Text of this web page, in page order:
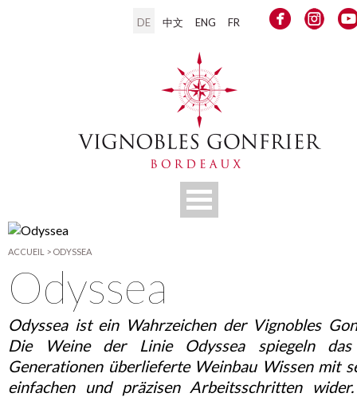
DE 中文 ENG FR
ACCUEIL > ODYSSEA
Odyssea
Odyssea ist ein Wahrzeichen der Vignobles
Die Weine der Linie Odyssea spiegeln
Generationen überlieferte Weinbau Wissen mit
einfachen und präzisen Arbeitsschritten